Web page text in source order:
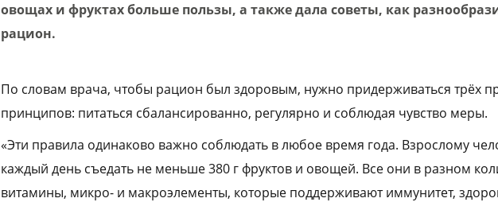
овощах и фруктах больше пользы, а также дала советы, как
рацион.
По словам врача, чтобы рацион был здоровым, нужно придерживаться трёх
принципов: питаться сбалансированно, регулярно и соблюдая чувство меры.
«Эти правила одинаково важно соблюдать в любое время года. Взрослому
каждый день съедать не меньше 380 г фруктов и овощей. Все они в разном
витамины, микро- и макроэлементы, которые поддерживают иммунитет,